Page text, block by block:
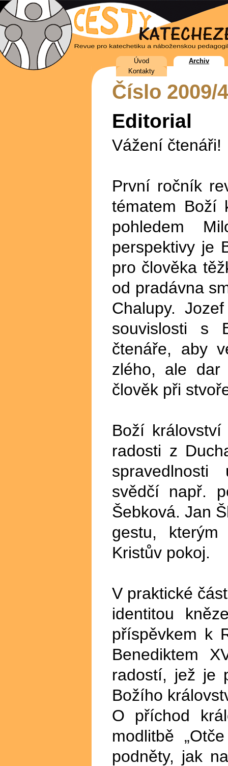
Úvod
Archiv
Kontakty
Číslo 2009/
Editorial
Vážení čtenáři!
První ročník
tématem Boží
pohledem
perspektivy je
pro člověka
od pradávna
Chalupy.
souvislosti s
čtenáře, aby
zlého, ale dar
člověk při
Boží
radosti z
svědčí např.
Šebková. Jan
gestu,
Kristův pokoj.
V praktické
identitou
příspěvkem k
Benediktem
radostí, jež je
Božího
O příchod
modlitbě
podněty, jak